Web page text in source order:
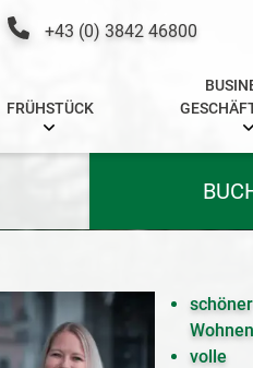
+43 (0) 3842 46800
FRÜHSTÜCK
schöner
Wohnen
volle